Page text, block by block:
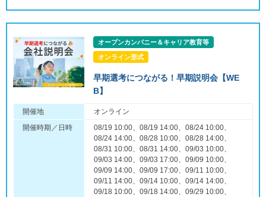
オープンカンパニー＆キャリア教育等
オンライン形式
早期選考につながる！早期説明会【WE
B】
開催地
オンライン
開催時期／日時
08/19 10:00、08/19 14:00、08/24 10:00、
08/24 14:00、08/28 10:00、08/28 14:00、
08/31 10:00、08/31 14:00、09/03 10:00、
09/03 14:00、09/03 17:00、09/09 10:00、
09/09 14:00、09/09 17:00、09/11 10:00、
09/11 14:00、09/14 10:00、09/14 14:00、
09/18 10:00、09/18 14:00、09/29 10:00、